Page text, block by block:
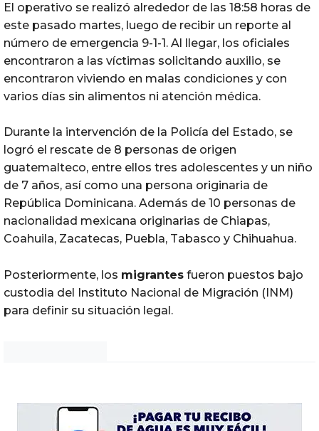
El operativo se realizó alrededor de las 18:58 horas de
este pasado martes, luego de recibir un reporte al
número de emergencia 9-1-1. Al llegar, los oficiales
encontraron a las víctimas solicitando auxilio, se
encontraron viviendo en malas condiciones y con
varios días sin alimentos ni atención médica.
Durante la intervención de la Policía del Estado, se
logró el rescate de 8 personas de origen
guatemalteco, entre ellos tres adolescentes y un niño
de 7 años, así como una persona originaria de
República Dominicana. Además de 10 personas de
nacionalidad mexicana originarias de Chiapas,
Coahuila, Zacatecas, Puebla, Tabasco y Chihuahua.
Posteriormente, los migrantes fueron puestos bajo
custodia del Instituto Nacional de Migración (INM)
para definir su situación legal.